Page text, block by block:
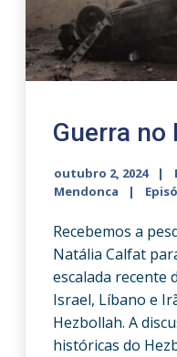
Guerra no
outubro 2, 2024
Mendonca
Recebemos a
Natália Calfat
escalada recente
Israel, Líbano e
Hezbollah. A
históricas do